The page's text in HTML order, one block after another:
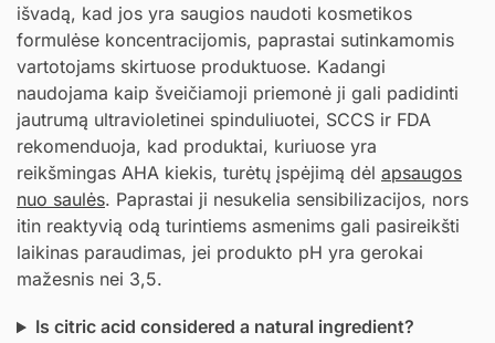
išvadą, kad jos yra saugios naudoti kosmetikos
formulėse koncentracijomis, paprastai sutinkamomis
vartotojams skirtuose produktuose. Kadangi
naudojama kaip šveičiamoji priemonė ji gali padidinti
jautrumą ultravioletinei spinduliuotei, SCCS ir FDA
rekomenduoja, kad produktai, kuriuose yra
reikšmingas AHA kiekis, turėtų įspėjimą dėl apsaugos
nuo saulės. Paprastai ji nesukelia sensibilizacijos, nors
itin reaktyvią odą turintiems asmenims gali pasireikšti
laikinas paraudimas, jei produkto pH yra gerokai
mažesnis nei 3,5.
Is citric acid considered a natural ingredient?